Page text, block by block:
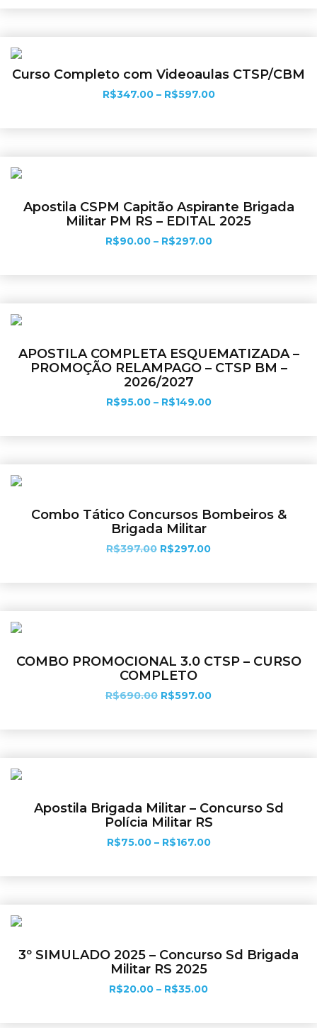
Curso Completo com Videoaulas CTSP/CBM
R$347.00 – R$597.00
Apostila CSPM Capitão Aspirante Brigada
Militar PM RS – EDITAL 2025
R$90.00 – R$297.00
APOSTILA COMPLETA ESQUEMATIZADA –
PROMOÇÃO RELAMPAGO – CTSP BM –
2026/2027
R$95.00 – R$149.00
Combo Tático Concursos Bombeiros &
Brigada Militar
R$397.00 R$297.00
COMBO PROMOCIONAL 3.0 CTSP – CURSO
COMPLETO
R$690.00 R$597.00
Apostila Brigada Militar – Concurso Sd
Polícia Militar RS
R$75.00 – R$167.00
3º SIMULADO 2025 – Concurso Sd Brigada
Militar RS 2025
R$20.00 – R$35.00